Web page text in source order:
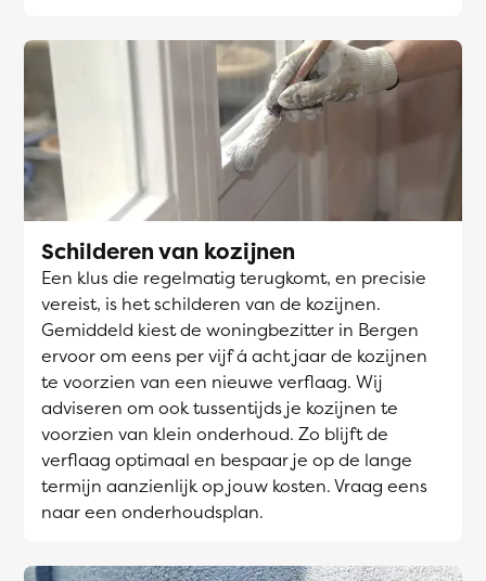
Schilderen van kozijnen
Een klus die regelmatig terugkomt, en precisie
vereist, is het schilderen van de kozijnen.
Gemiddeld kiest de woningbezitter in Bergen
ervoor om eens per vijf á acht jaar de kozijnen
te voorzien van een nieuwe verflaag. Wij
adviseren om ook tussentijds je kozijnen te
voorzien van klein onderhoud. Zo blijft de
verflaag optimaal en bespaar je op de lange
termijn aanzienlijk op jouw kosten. Vraag eens
naar een onderhoudsplan.